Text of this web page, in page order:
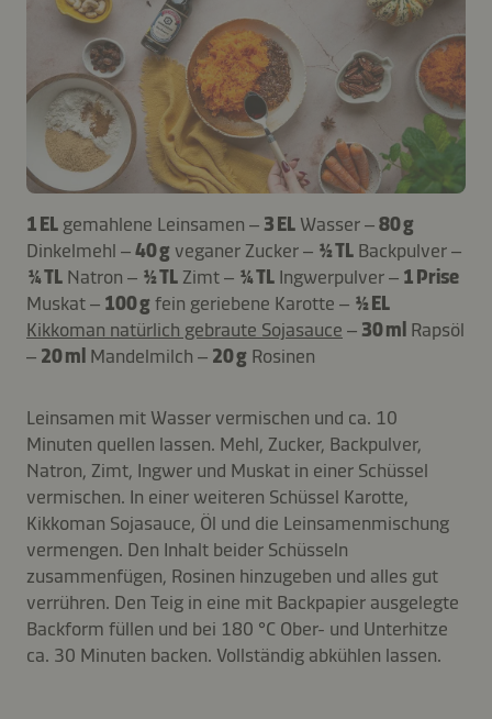
1 EL gemahlene Leinsamen – 3 EL Wasser –80 g
Dinkelmehl –40 g veganer Zucker – ½ TL Backpulver –
¼ TL Natron – ½ TL Zimt – ¼ TL Ingwerpulver – 1 Prise
Muskat – 100 gfein geriebene Karotte – ½ EL
Kikkoman natürlich gebraute Sojasauce – 30 ml Rapsöl
– 20 ml Mandelmilch – 20 g Rosinen
Leinsamen mit Wasser vermischen und ca. 10
Minuten quellen lassen. Mehl, Zucker, Backpulver,
Natron, Zimt, Ingwer und Muskat in einer Schüssel
vermischen. In einer weiteren Schüssel Karotte,
Kikkoman Sojasauce, Öl und die Leinsamenmischung
vermengen. Den Inhalt beider Schüsseln
zusammenfügen, Rosinen hinzugeben und alles gut
verrühren. Den Teig in eine mit Backpapier ausgelegte
Backform füllen und bei 180 °C Ober- und Unterhitze
ca. 30 Minuten backen. Vollständig abkühlen lassen.